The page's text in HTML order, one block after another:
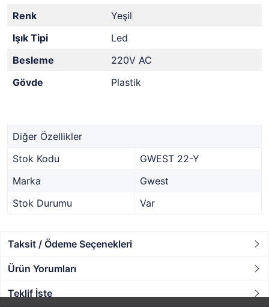
Renk
Yeşil
Işık Tipi
Led
Besleme
220V AC
Gövde
Plastik
Diğer Özellikler
Stok Kodu
GWEST 22-Y
Marka
Gwest
Stok Durumu
Var
Taksit / Ödeme Seçenekleri
Ürün Yorumları
Teklif İste